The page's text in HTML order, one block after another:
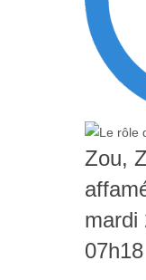
Zou,
mardi
07h18